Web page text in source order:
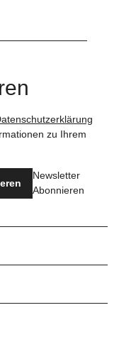
zu Ihrem
Newsletter
Abonnieren